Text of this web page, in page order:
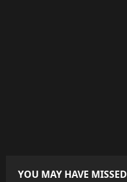
YOU MAY HAVE MISSED